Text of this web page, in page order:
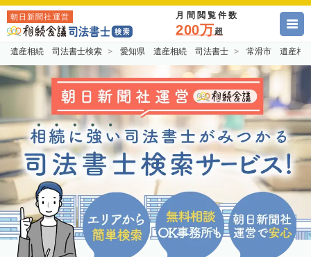
朝日新聞社運営 月間閲覧件数
200万超
遺産相続 司法書士検索 愛知県 遺産相続 司法書士 常滑市 遺産相